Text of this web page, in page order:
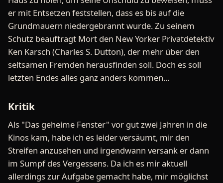
er mit Entsetzen feststellen, dass es bis auf die
Grundmauern niedergebrannt wurde. Zu seinem
Schutz beauftragt Mort den New Yorker Privatdetektiv
Ken Karsch (Charles S. Dutton), der mehr über den
seltsamen Fremden herausfinden soll. Doch es soll
letzten Endes alles ganz anders kommen...
Kritik
Als "Das geheime Fenster" vor gut zwei Jahren in die
Kinos kam, habe ich es leider versäumt, mir den
Streifen anzusehen und irgendwann versank er dann
im Sumpf des Vergessens. Da ich es mir aktuell
allerdings zur Aufgabe gemacht habe, mir möglichst